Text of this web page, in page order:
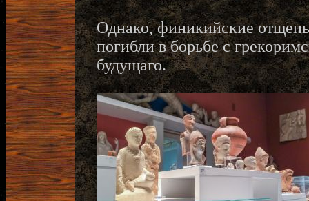
Однако, финикийские
погибли в борьбе с
будущаго.